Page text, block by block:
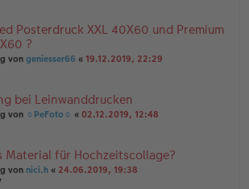
Posterdruck XXL 40X60 und Premium
?
von geniesser66 « 19.12.2019, 22:29
bei Leinwanddrucken
von ☼PeFoto☼ « 02.12.2019, 12:48
Material für Hochzeitscollage?
von nici.h « 24.06.2019, 19:38